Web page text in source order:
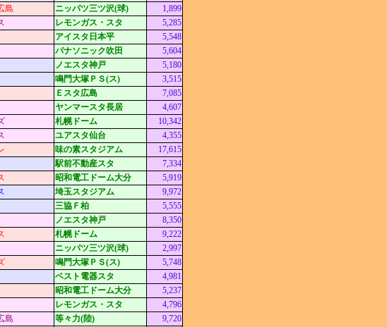
島 ニッパツ三ツ沢(球)
1,899
レモンガス・スタ
5,285
アイスタ日本平
5,548
パナソニック吹田
5,604
ノエスタ神戸
5,180
鳴門大塚ＰＳ(ス) 3,515
Ｅスタ広島
7,085
ヤンマースタ長居
4,607
札幌ドーム
10,342
ユアスタ仙台
4,355
味の素スタジアム
17,615
駅前不動産スタ
7,334
昭和電工ドーム大分
5,919
埼玉スタジアム
9,972
三協Ｆ柏
5,555
ノエスタ神戸 8,350
札幌ドーム
9,222
ニッパツ三ツ沢(球)
2,997
鳴門大塚ＰＳ(ス)
5,748
ベスト電器スタ
4,981
昭和電工ドーム大分
5,237
レモンガス・スタ
4,796
島 等々力(陸)
9,720